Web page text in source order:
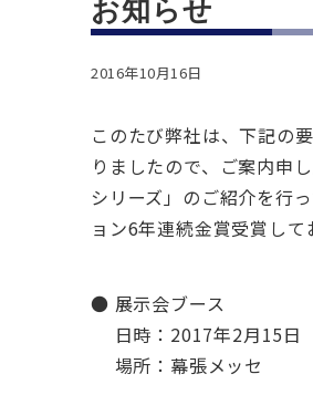
お知らせ
2016年10月16日
このたび弊社は、下記の
りましたので、ご案内申
シリーズ」のご紹介を行
ョン6年連続金賞受賞して
● 展示会ブース
日時：2017年2月15日
場所：幕張メッセ